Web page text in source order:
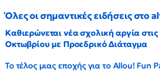
Όλες οι σημαντικές ειδήσεις στο
Καθιερώνεται νέα σχολική αργία στις
Οκτωβρίου με Προεδρικό Διάταγμα
Το τέλος μιας εποχής για το Allou! Fun